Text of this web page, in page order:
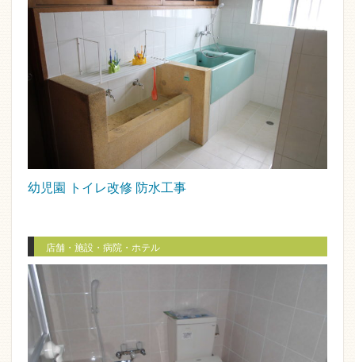
幼児園 トイレ改修 防水工事
店舗・施設・病院・ホテル